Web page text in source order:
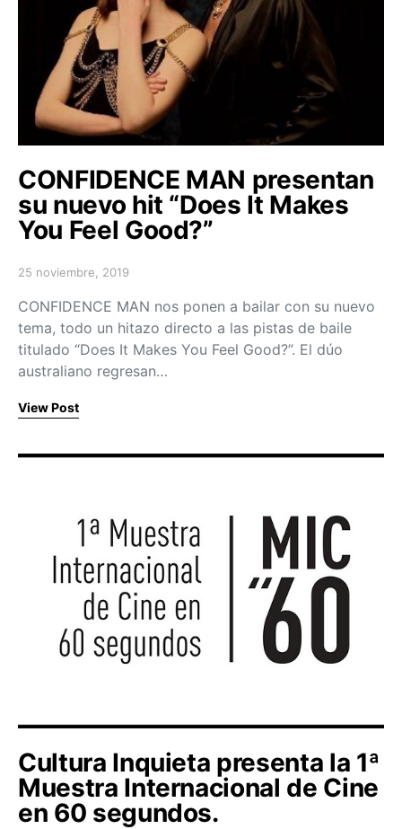
CONFIDENCE MAN presentan
su nuevo hit “Does It Makes
You Feel Good?”
Posted on
25 noviembre, 2019
CONFIDENCE MAN nos ponen a bailar con su nuevo
tema, todo un hitazo directo a las pistas de baile
titulado “Does It Makes You Feel Good?”. El dúo
australiano regresan…
View Post
Cultura Inquieta presenta la 1ª
Muestra Internacional de Cine
en 60 segundos.